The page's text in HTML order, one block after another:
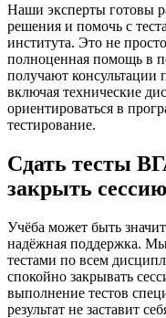
Наши эксперты готовы
решения и помочь с
института. Это не
полноценная помощь в
получают
включая технические
ориентироваться в
тестирование.
Сдать тесты
закрыть сессию
Учёба может быть
надёжная поддержка.
тестами по всем
спокойно закрывать
выполнение тестов
результат не заставит